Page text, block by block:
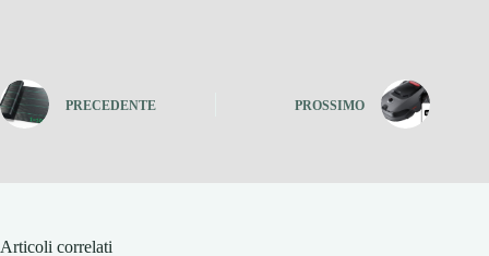
PRECEDENTE PROSSIMO
Articoli correlati